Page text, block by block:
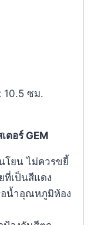
10.5 ซม.
ตอร์ GEM
โยน ไม่ควรขยี้
ที่เป็นสีแดง
อน้ำอุณหภูมิห้อง